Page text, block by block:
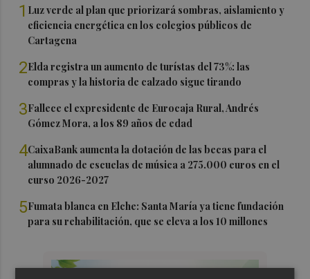
1 Luz verde al plan que priorizará sombras, aislamiento y
eficiencia energética en los colegios públicos de
Cartagena
2Elda registra un aumento de turístas del 73%: las
compras y la historia de calzado sigue tirando
3Fallece el expresidente de Eurocaja Rural, Andrés
Gómez Mora, a los 89 años de edad
4CaixaBank aumenta la dotación de las becas para el
alumnado de escuelas de música a 275.000 euros en el
curso 2026-2027
5Fumata blanca en Elche: Santa María ya tiene fundación
para su rehabilitación, que se eleva a los 10 millones